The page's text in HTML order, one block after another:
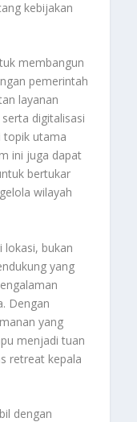
kebijakan
membangun
pemerintah
layanan
digitalisasi
topik utama
ini juga dapat
bertukar
wilayah
lokasi, bukan
yang
Dengan
yang
menjadi tuan
retreat kepala
dengan